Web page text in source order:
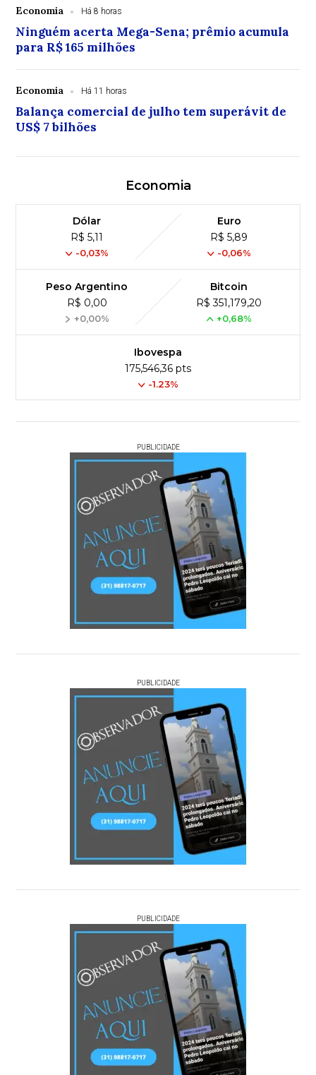
Economia Há 8 horas
Ninguém acerta Mega-Sena; prêmio acumula
para R$ 165 milhões
Economia Há 11 horas
Balança comercial de julho tem superávit de
US$ 7 bilhões
Economia
Dólar
R$ 5,11
-0,03%
Euro
R$ 5,89
-0,06%
Peso Argentino
R$ 0,00
+0,00%
Bitcoin
R$ 351,179,20
+0,68%
Ibovespa
175,546,36 pts
-1.23%
PUBLICIDADE
PUBLICIDADE
PUBLICIDADE